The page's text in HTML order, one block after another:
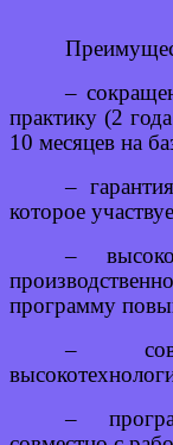
–
практику (2
10 месяцев на
–
которое
–
программу
–
–